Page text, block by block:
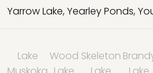
Yarrow Lake,Yearley Ponds,
Lake
Wood Skeleton